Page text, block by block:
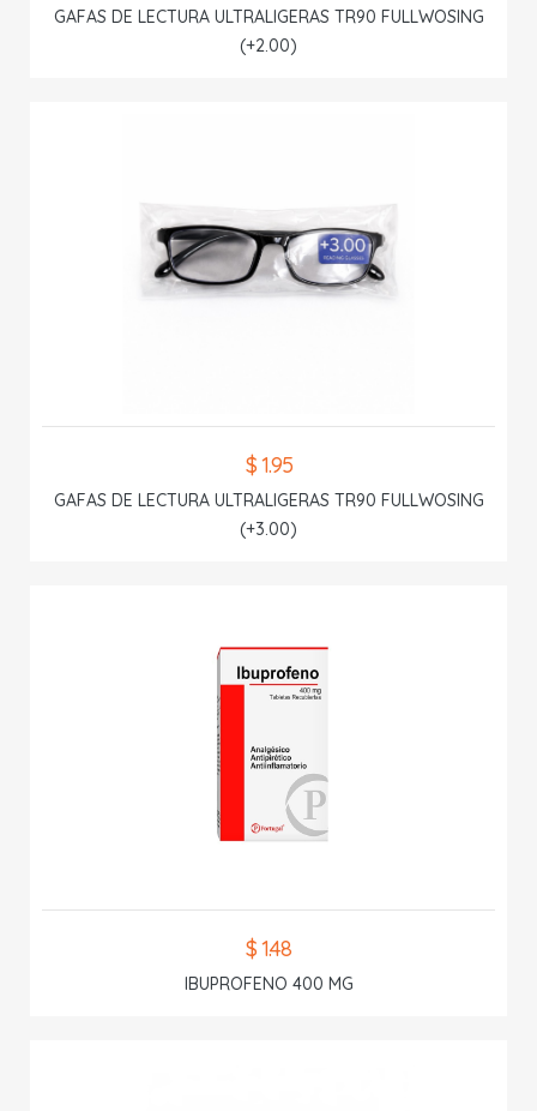
GAFAS DE LECTURA ULTRALIGERAS TR90 FULLWOSING
(+2.00)
$ 1.95
GAFAS DE LECTURA ULTRALIGERAS TR90 FULLWOSING
(+3.00)
$ 1.48
IBUPROFENO 400 MG